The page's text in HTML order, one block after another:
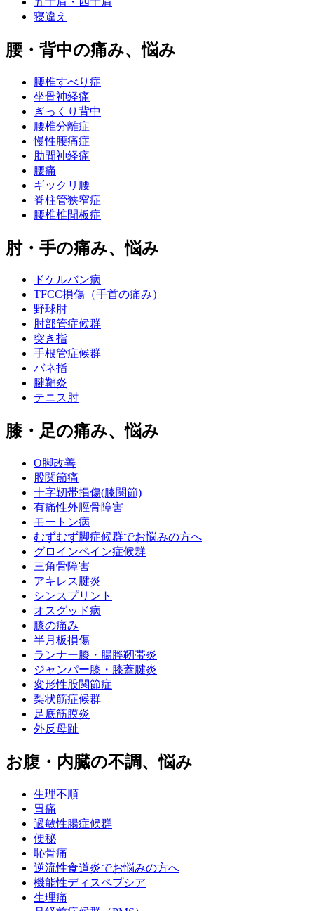
寝違え
腰・背中の痛み、悩み
腰椎すべり症
坐骨神経痛
ぎっくり背中
腰椎分離症
慢性腰痛症
肋間神経痛
腰痛
ギックリ腰
脊柱管狭窄症
腰椎椎間板症
肘・手の痛み、悩み
ドケルバン病
TFCC損傷（手首の痛み）
野球肘
肘部管症候群
突き指
手根管症候群
バネ指
腱鞘炎
テニス肘
膝・足の痛み、悩み
O脚改善
股関節痛
十字靭帯損傷(膝関節)
有痛性外脛骨障害
モートン病
むずむず脚症候群でお悩みの方へ
グロインペイン症候群
三角骨障害
アキレス腱炎
シンスプリント
オスグッド病
膝の痛み
半月板損傷
ランナー膝・腸脛靭帯炎
ジャンパー膝・膝蓋腱炎
変形性股関節症
梨状筋症候群
足底筋膜炎
外反母趾
お腹・内臓の不調、悩み
生理不順
胃痛
過敏性腸症候群
便秘
恥骨痛
逆流性食道炎でお悩みの方へ
機能性ディスペプシア
生理痛